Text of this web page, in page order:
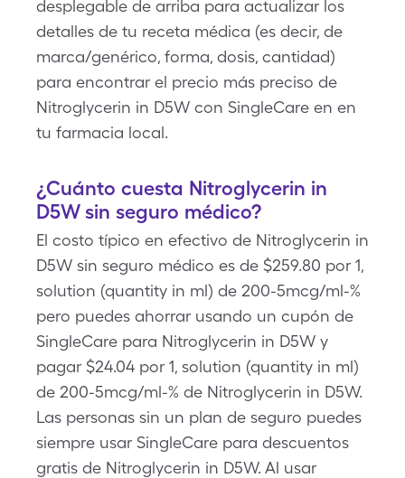
desplegable de arriba para actualizar los
detalles de tu receta médica (es decir, de
marca/genérico, forma, dosis, cantidad)
para encontrar el precio más preciso de
Nitroglycerin in D5W con SingleCare en en
tu farmacia local.
¿Cuánto cuesta Nitroglycerin in
D5W sin seguro médico?
El costo típico en efectivo de Nitroglycerin in
D5W sin seguro médico es de $259.80 por 1,
solution (quantity in ml) de 200-5mcg/ml-%
pero puedes ahorrar usando un cupón de
SingleCare para Nitroglycerin in D5W y
pagar $24.04 por 1, solution (quantity in ml)
de 200-5mcg/ml-% de Nitroglycerin in D5W.
Las personas sin un plan de seguro puedes
siempre usar SingleCare para descuentos
gratis de Nitroglycerin in D5W. Al usar